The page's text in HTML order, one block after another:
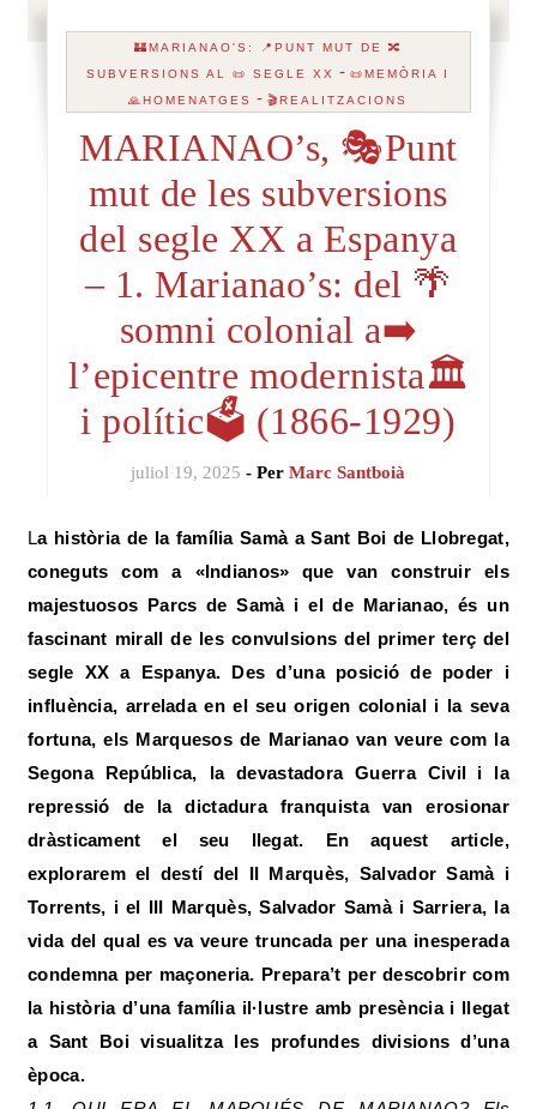
🏰MARIANAO'S: 📍PUNT MUT DE 🔀
SUBVERSIONS AL 📜 SEGLE XX
-📜MEMÒRIA I
🙏HOMENATGES
-🎬REALITZACIONS
MARIANAO’s, 🎭Punt
mut de les subversions
del segle XX a Espanya
– 1. Marianao’s: del 🌴
somni colonial a➡️
l’epicentre modernista🏛️
i polític🗳️ (1866-1929)
juliol 19, 2025 - PerMarc Santboià
La història de la família Samà a Sant Boi de Llobregat,
coneguts com a «Indianos»
que van construir els
majestuosos Parcs de Samà i el de Marianao, és un
fascinant mirall de les convulsions del primer terç del
segle XX a Espanya. Des d’una posició de poder i
influència, arrelada en el seu origen colonial i la seva
fortuna, els Marquesos de Marianao van veure com la
Segona República, la devastadora Guerra Civil i la
repressió de la dictadura franquista van erosionar
dràsticament el seu llegat. En aquest article,
explorarem el destí del II Marquès, Salvador Samà i
Torrents, i el III Marquès, Salvador Samà i Sarriera, la
vida del qual es va veure truncada per una inesperada
condemna per maçoneria. Prepara’t per descobrir com
la història d’una família il·lustre amb presència i llegat
a Sant Boi visualitza les profundes divisions d’una
època.